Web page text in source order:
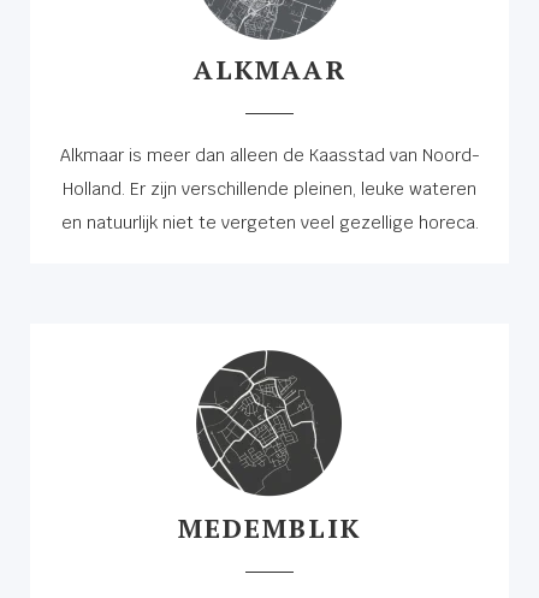
ALKMAAR
Alkmaar is meer dan alleen de Kaasstad van Noord-
Holland. Er zijn verschillende pleinen, leuke wateren
en natuurlijk niet te vergeten veel gezellige horeca.
MEDEMBLIK